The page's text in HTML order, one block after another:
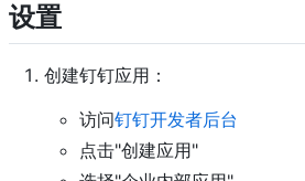
设置
创建钉钉应用：
访问钉钉开发者后台
点击"创建应用"